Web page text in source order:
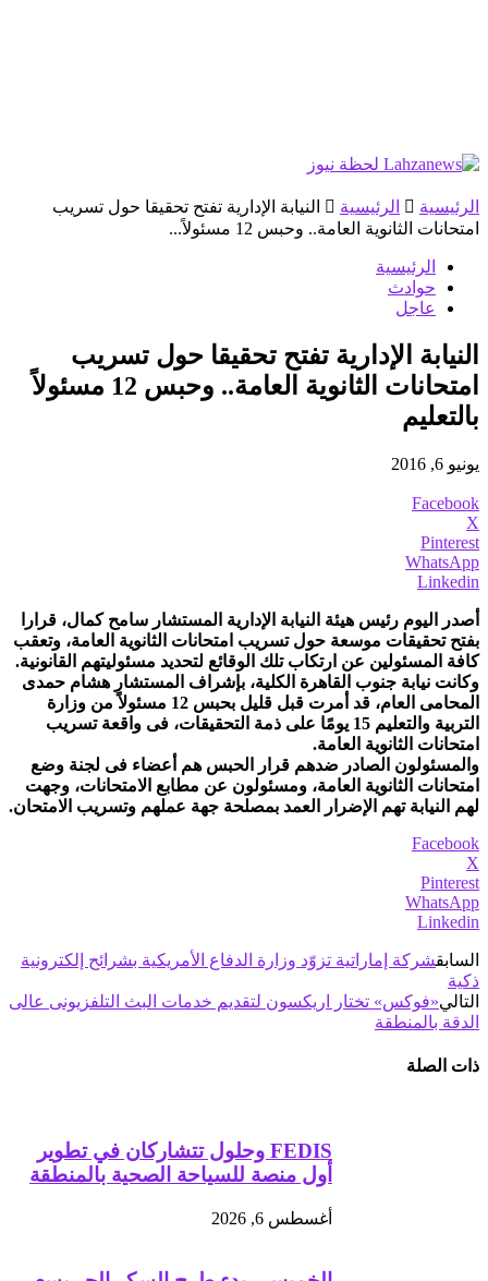
الرئيسية الرئيسية
النيابة الإدارية تفتح تحقيقا حول تسريب
امتحانات الثانوية العامة.. وحبس 12 مسئولاً...
الرئيسية
حوادث
عاجل
النيابة الإدارية تفتح تحقيقا حول تسريب
امتحانات الثانوية العامة.. وحبس 12 مسئولاً
بالتعليم
يونيو 6, 2016
Facebook
X
Pinterest
WhatsApp
Linkedin
أصدر اليوم رئيس هيئة النيابة الإدارية المستشار سامح كمال، قرارا
بفتح تحقيقات موسعة حول تسريب امتحانات الثانوية العامة، وتعقب
كافة المسئولين عن ارتكاب تلك الوقائع لتحديد مسئوليتهم القانونية.
وكانت نيابة جنوب القاهرة الكلية، بإشراف المستشار هشام حمدى
المحامى العام، قد أمرت قبل قليل بحبس 12 مسئولاً من وزارة
التربية والتعليم 15 يومًا على ذمة التحقيقات، فى واقعة تسريب
امتحانات الثانوية العامة.
والمسئولون الصادر ضدهم قرار الحبس هم أعضاء فى لجنة وضع
امتحانات الثانوية العامة، ومسئولون عن مطابع الامتحانات، وجهت
لهم النيابة تهم الإضرار العمد بمصلحة جهة عملهم وتسريب الامتحان.
Facebook
X
Pinterest
WhatsApp
Linkedin
السابقشركة إماراتية تزوّد وزارة الدفاع الأمريكية بشرائح إلكترونية
ذكية
التالي«فوكس» تختار اريكسون لتقديم خدمات البث التلفزيونى عالى
الدقة بالمنطقة
ذات الصلة
FEDIS وحلول تتشاركان في تطوير
أول منصة للسياحة الصحية بالمنطقة
أغسطس 6, 2026